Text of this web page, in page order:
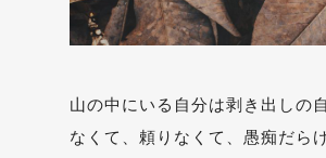
山の中にいる自分は剥き出しの
なくて、頼りなくて、愚痴だら